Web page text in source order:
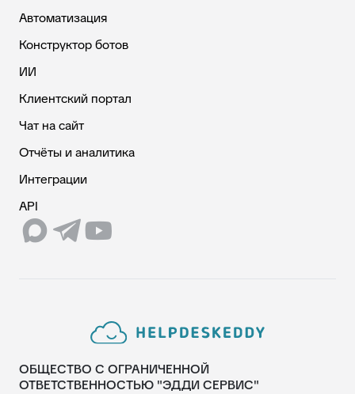
Автоматизация
Конструктор ботов
ИИ
Клиентский портал
Чат на сайт
Отчёты и аналитика
Интеграции
API
ОБЩЕСТВО С ОГРАНИЧЕННОЙ
ОТВЕТСТВЕННОСТЬЮ "ЭДДИ СЕРВИС"